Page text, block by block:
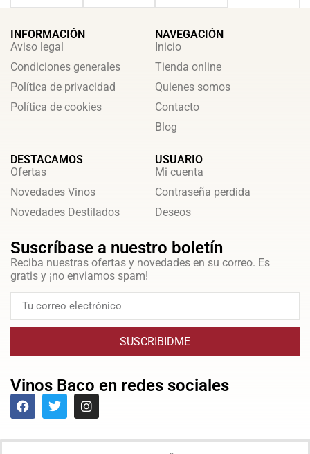
INFORMACIÓN
Aviso legal
Condiciones generales
Política de privacidad
Política de cookies
NAVEGACIÓN
Inicio
Tienda online
Quienes somos
Contacto
Blog
DESTACAMOS
Ofertas
Novedades Vinos
Novedades Destilados
USUARIO
Mi cuenta
Contraseña perdida
Deseos
Suscríbase a nuestro boletín
Reciba nuestras ofertas y novedades en su correo. Es
gratis y ¡no enviamos spam!
SUSCRIBIDME
Vinos Baco en redes sociales